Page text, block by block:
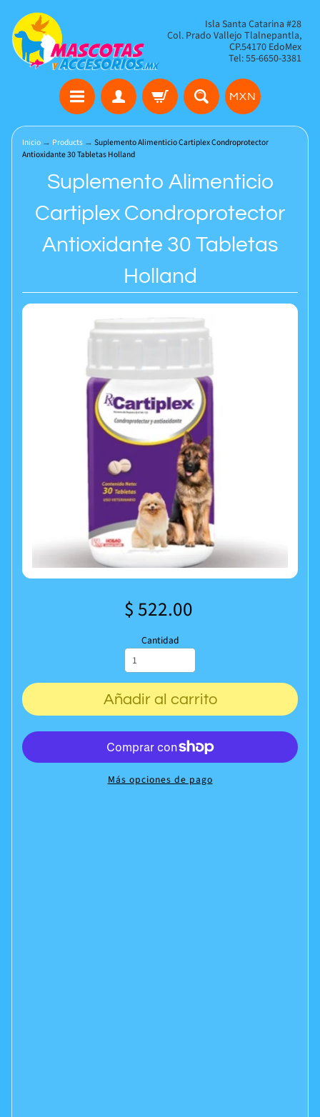
Isla Santa Catarina #28
Col. Prado Vallejo Tlalnepantla,
CP.54170 EdoMex
Tel: 55-6650-3381
MXN
Inicio → Products → Suplemento Alimenticio Cartiplex Condroprotector
Antioxidante 30 Tabletas Holland
Suplemento Alimenticio
Cartiplex Condroprotector
Antioxidante 30 Tabletas
Holland
$ 522.00
Cantidad
Añadir al carrito
Más opciones de pago